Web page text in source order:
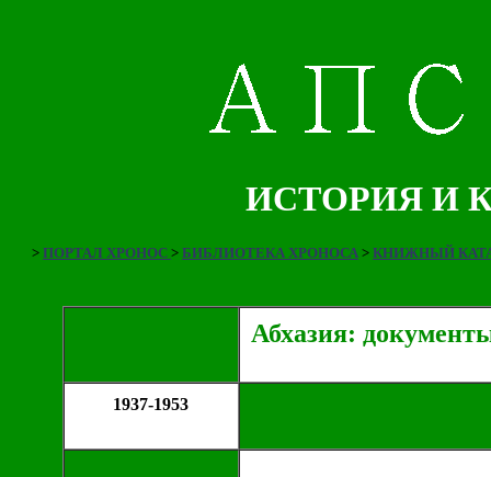
ИСТОРИЯ И
> ПОРТАЛ ХРОНОС > БИБЛИОТЕКА ХРОНОСА > КНИЖНЫЙ
Абхазия:
1937-1953